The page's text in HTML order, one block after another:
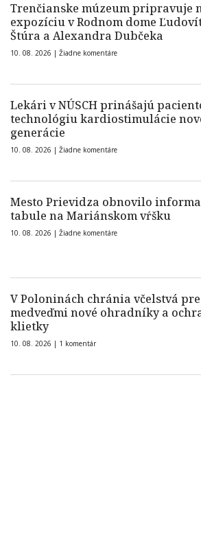
Trenčianske múzeum pripravuje
expozíciu v Rodnom dome
Štúra a Alexandra Dubčeka
10. 08. 2026 | Žiadne komentáre
Lekári v NÚSCH prinášajú
technológiu kardiostimulácie
generácie
10. 08. 2026 | Žiadne komentáre
Mesto Prievidza obnovilo
tabule na Mariánskom vŕšku
10. 08. 2026 | Žiadne komentáre
V Poloninách chránia včelstvá
medveďmi nové ohradníky a
klietky
10. 08. 2026 | 1 komentár